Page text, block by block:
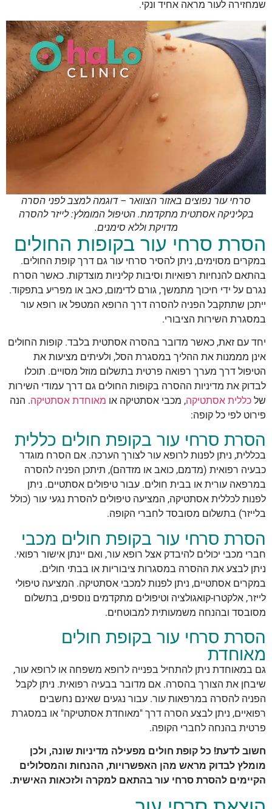
שמחזירה לעור מראה אחיד ונקי.
סרחי עור נפוצים באזור הצוואר – דוגמה למצב לפני הסרה
בקליניקה אסתטית מתקדמת. הטיפול המומלץ: לייזר להסרה
מדויקת וללא סימנים.
הסרת סרחי עור בקופות החולים
במקרים מסוימים, ניתן להסיר סרחי עור גם דרך קופת החולים.
בהתאם להנחיות רפואיות וסיבות קליניות מוצדקות. כאשר הסרח
נגרם על ידי חיכוך מתמשך, גורם לדימום, כאב או מפריע בתפקוד.
ייתכן שתתקבל הפניה להסרה דרך הרופא המטפל או רופא עור
במסגרת השירות הציבורי.
יחד עם זאת, כאשר מדובר בהסרה אסתטית בלבד. קופות החולים
אינן מממנות את ההליך במסגרת הסל, ולעיתים מציעות את
הטיפול דרך מערך רפואה פרטית בתשלום מוזל מסויים. תוכלו
לבדוק את מדיניות ההסרה בקופות החולים גם דרך עמודי השירות
של כללית אסתטיקה, מכבי אסתטיקה או מאוחדת אסתטיקה. הנה
פירוט לפי כל קופה:
הסרת סרחי עור בקופת חולים כללית
בכללית, ניתן לפנות לרופא עור לצורך הערכה. אם הסרח מוגדר
כבעיה רפואית (מדמם, כואב או מזדהם), תיתכן הפניה להסרה
במרפאה עורית או בבית חולים. עבור טיפולים אסתטיים. ניתן
לפנות לכללית אסתטיקה, המציעה טיפולים להסרת נגעי עור (כולל
בלייזר) בתשלום מסובסד לחברי הקופה.
הסרת סרחי עור בקופת חולים מכבי
חברי מכבי יכולים להיבדק אצל רופא עור, ואם יינתן אישור רפואי.
ניתן לבצע את ההסרה במסגרות ציבוריות או בבתי חולים.
במקרים אסתטיים, ניתן לפנות למכבי אסתטיקה. המציעה טיפולי
לייזר, אלקטרו-קואגולציה וטיפולים מתקדמים נוספים, בתשלום
מסובסד ובהנחה משמעותית למבוטחים.
הסרת סרחי עור בקופת חולים
מאוחדת
גם במאוחדת ניתן להתחיל בפנייה לרופא משפחה או לרופא עור,
שיבחן את הצורך בהסרה. אם מדובר בבעיה רפואית. ניתן לקבל
הפניה להסרה במרפאות עור. עבור נגעים שאינם נחשבים
רפואיים, ניתן לבצע הסרה דרך "מאוחדת אסתטיקה" או במסגרת
פרטית בהנחה לחברי הקופה.
חשוב לדעת! כל קופת חולים מפעילה מדיניות שונה, ולכן
מומלץ לבדוק מראש מהן האפשרויות, ההנחות והמסלולים
הקיימים להסרת סרחי עור בהתאם למקרה ולזכאות האישית.